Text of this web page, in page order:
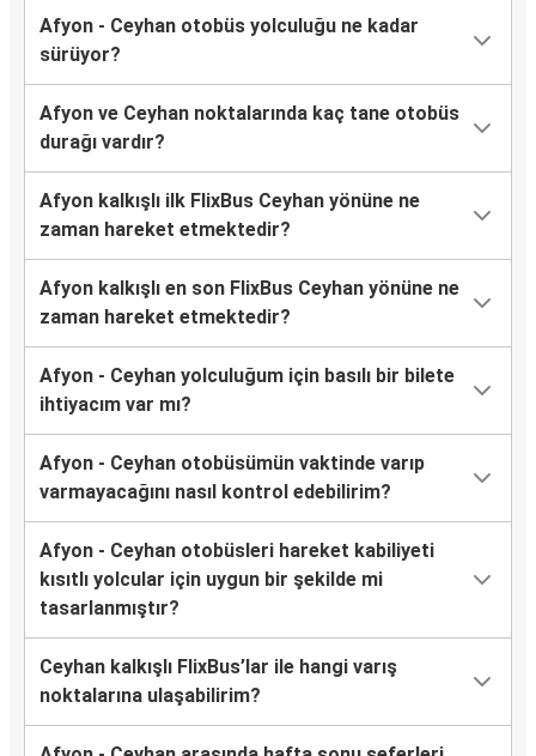
Afyon - Ceyhan otobüs yolculuğu ne kadar
sürüyor?
Afyon ve Ceyhan noktalarında kaç tane otobüs
durağı vardır?
Afyon kalkışlı ilk FlixBus Ceyhan yönüne ne
zaman hareket etmektedir?
Afyon kalkışlı en son FlixBus Ceyhan yönüne ne
zaman hareket etmektedir?
Afyon - Ceyhan yolculuğum için basılı bir bilete
ihtiyacım var mı?
Afyon - Ceyhan otobüsümün vaktinde varıp
varmayacağını nasıl kontrol edebilirim?
Afyon - Ceyhan otobüsleri hareket kabiliyeti
kısıtlı yolcular için uygun bir şekilde mi
tasarlanmıştır?
Ceyhan kalkışlı FlixBus’lar ile hangi varış
noktalarına ulaşabilirim?